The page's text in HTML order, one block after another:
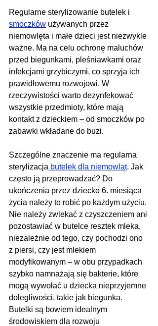
Regularne sterylizowanie butelek i
smoczków używanych przez
niemowlęta i małe dzieci jest niezwykle
ważne. Ma na celu ochronę maluchów
przed biegunkami, pleśniawkami oraz
infekcjami grzybiczymi, co sprzyja ich
prawidłowemu rozwojowi. W
rzeczywistości warto dezynfekować
wszystkie przedmioty, które mają
kontakt z dzieckiem – od smoczków po
zabawki wkładane do buzi.
Szczególne znaczenie ma regularna
sterylizacja butelek dla niemowląt. Jak
często ją przeprowadzać? Do
ukończenia przez dziecko 6. miesiąca
życia należy to robić po każdym użyciu.
Nie należy zwlekać z czyszczeniem ani
pozostawiać w butelce resztek mleka,
niezależnie od tego, czy pochodzi ono
z piersi, czy jest mlekiem
modyfikowanym – w obu przypadkach
szybko namnażają się bakterie, które
mogą wywołać u dziecka nieprzyjemne
dolegliwości, takie jak biegunka.
Butelki są bowiem idealnym
środowiskiem dla rozwoju